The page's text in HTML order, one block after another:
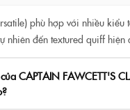
nhiên đến textured quiff
tế: Kết hợp nhẹ nhàng
tinh tế và cam quýt.
phù hợp với nhiều kiểu
nhiên đến textured quiff hiện
CAPTAIN FAWCETT'S